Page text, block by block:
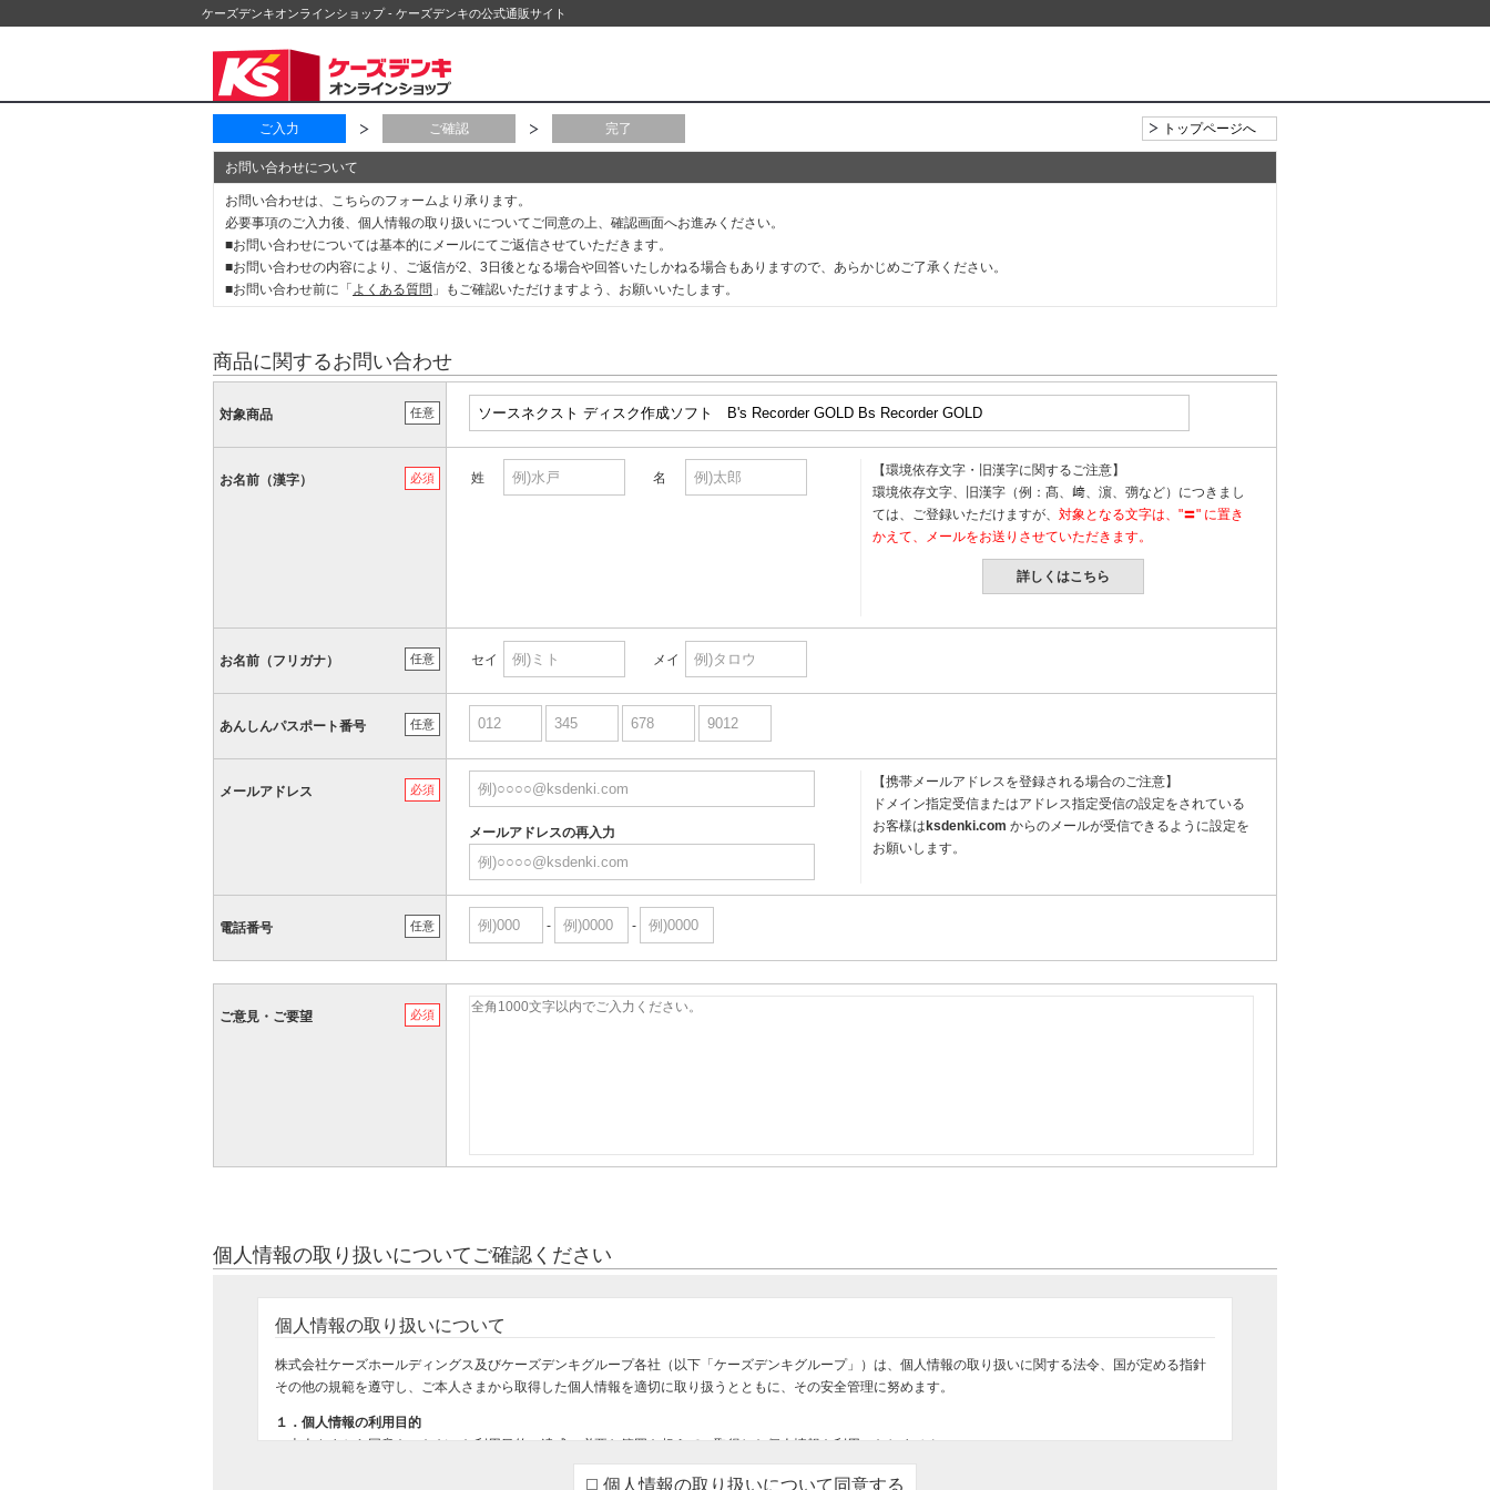
ケーズデンキオンラインショップ - ケーズデンキの公式通販サイト
ご入力 ご確認 完了 トップページへ
お問い合わせについて
お問い合わせは、こちらのフォームより承ります。
必要事項のご入力後、個人情報の取り扱いについてご同意の上、確認画面へお進みください。
■お問い合わせについては基本的にメールにてご返信させていただきます。
■お問い合わせの内容により、ご返信が2、3日後となる場合や回答いたしかねる場合もありますので、あらかじめご了承ください。
■お問い合わせ前に「 よくある質問 」もご確認いただけますよう、お願いいたします。
商品に関するお問い合わせ
任意
対象商品
必須
お名前（漢字） 姓 名
【環境依存文字・旧漢字に関するご注意】
環境依存文字、旧漢字（例：髙、﨑、濵、彅など）につきまし
ては、ご登録いただけますが、 対象となる文字は、"〓" に置き
かえて、メールをお送りさせていただきます。
詳しくはこちら
任意
お名前（フリガナ） セイ メイ
任意
あんしんパスポート番号
必須
メールアドレス
メールアドレスの再入力
【携帯メールアドレスを登録される場合のご注意】
ドメイン指定受信またはアドレス指定受信の設定をされている
お客様は ksdenki.com からのメールが受信できるように設定を
お願いします。
任意
電話番号 - -
必須
ご意見・ご要望
個人情報の取り扱いについてご確認ください
個人情報の取り扱いについて
株式会社ケーズホールディングス及びケーズデンキグループ各社（以下「ケーズデンキグループ」）は、個人情報の取り扱いに関する法令、国が定める指針
その他の規範を遵守し、ご本人さまから取得した個人情報を適切に取り扱うとともに、その安全管理に努めます。
１．個人情報の利用目的
ご本人さまから同意をいただいた利用目的の達成に必要な範囲を超えて、取得した個人情報を利用いたしません。
ご購入いただいた商品のお届け・設置・設定をさせていただくため
個人情報の取り扱いについて同意する